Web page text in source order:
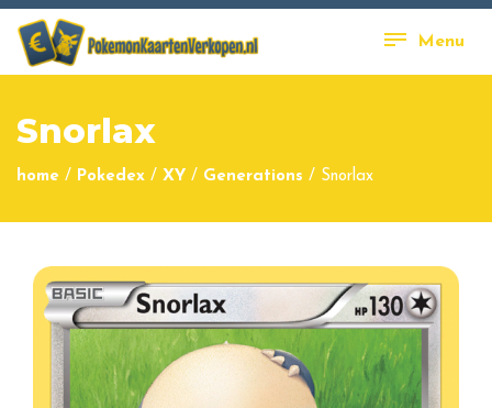
Menu
Snorlax
home / Pokedex / XY / Generations / Snorlax